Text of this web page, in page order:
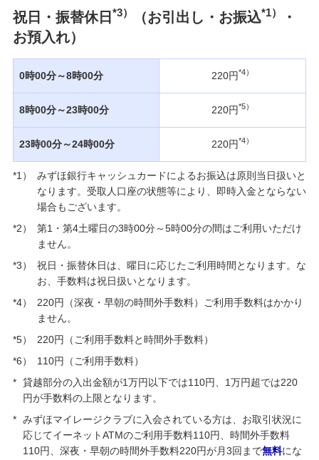
祝日・振替休日 *3） （お引出し・お振込*1）
・
お預入れ）
0時00分～8時00分 220円*4）
8時00分～23時00分 220円*5）
23時00分～24時00分 220円*4）
*1）
みずほ銀行キャッシュカードによるお振込は原則当日扱いと
なります。受取人口座の状態等により、即時入金とならない
場合もございます。
*2）
第1・第4土曜日の3時00分～5時00分の間はご利用いただけ
ません。
*3）
祝日・振替休日は、曜日に応じたご利用時間となります。な
お、手数料は祝日扱いとなります。
*4）
220円（深夜・早朝の時間外手数料）ご利用手数料はかかり
ません。
*5）
220円（ご利用手数料と時間外手数料）
*6）
110円（ご利用手数料）
* 貸越部分の入出金額が1万円以下では110円、1万円超では220
円が手数料の上限となります。
* みずほマイレージクラブに入会されている方は、お取引状況に
応じてイーネットATMのご利用手数料110円、時間外手数料
110円、深夜・早朝の時間外手数料220円が月3回まで無料にな